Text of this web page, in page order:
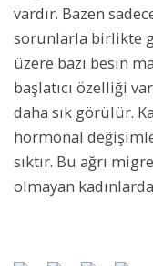
vardır. Bazen
sorunlarla birlikte
üzere bazı besin
başlatıcı özelliği
daha sık görülür.
hormonal
sıktır. Bu ağrı
olmayan